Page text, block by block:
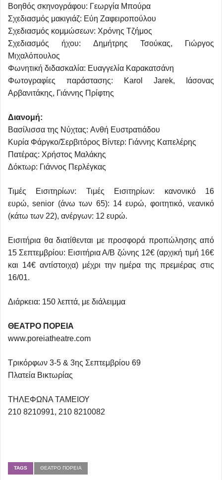
Βοηθός σκηνογράφου: Γεωργία Μπούρα
Σχεδιασμός μακιγιάζ: Εύη Ζαφειροπούλου
Σχεδιασμός κομμώσεων: Χρόνης Τζήμος
Σχεδιασμός ήχου: Δημήτρης Τσούκας, Γιώργος
Μιχαλόπουλος
Φωνητική διδασκαλία: Ευαγγελία Καρακατσάνη
Φωτογραφίες παράστασης: Karol Jarek, Ιάσονας
Αρβανιτάκης, Γιάννης Πρίφτης
Διανομή:
Βασίλισσα της Νύχτας: Ανθή Ευστρατιάδου
Κυρία Φάργκο/Σερβιτόρος Βίντερ: Γιάννης Καπελέρης
Πατέρας: Χρήστος Μαλάκης
Δόκτωρ: Γιάννος Περλέγκας
Τιμές Εισιτηρίων: Τιμές Εισιτηρίων: κανονικό 16
ευρώ, senior (άνω των 65): 14 ευρώ, φοιτητικό, νεανικό
(κάτω των 22), ανέργων: 12 ευρώ.
Εισιτήρια θα διατίθενται με προσφορά προπώλησης από
15 Σεπτεμβρίου: Εισιτήρια Α/Β ζώνης 12€ (αρχική τιμή 16€
και 14€ αντίστοιχα) μέχρι την ημέρα της πρεμιέρας στις
16/01.
Διάρκεια: 150 λεπτά, με διάλειμμα
ΘΕΑΤΡΟ ΠΟΡΕΙΑ
www.poreiatheatre.com
Τρικόρφων 3-5 & 3ης Σεπτεμβρίου 69
Πλατεία Βικτωρίας
ΤΗΛΕΦΩΝΑ ΤΑΜΕΙΟΥ
210 8210991, 210 8210082
TAGS ΘΈΑΤΡΟ ΠΟΡΕΊΑ